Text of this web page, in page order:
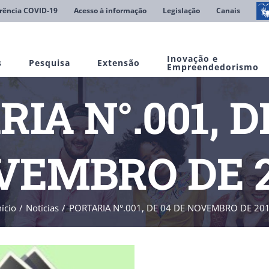
COVID-19 Acesso à informação Legislação Canais
Pesquisa Extensão Inovação e
Empreendedorismo
N°.001,
DE
Notícias PORTARIA N°.001, DE 04 DE NOVEMBRO DE